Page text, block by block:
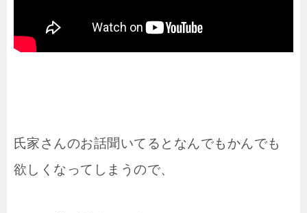
氏家さんのお話聞いてるとなんでもかんでも
欲しくなってしまうので、